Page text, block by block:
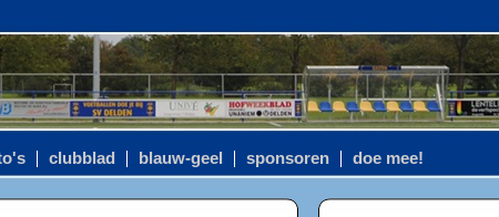
clubblad blauw-geel sponsoren doe mee!